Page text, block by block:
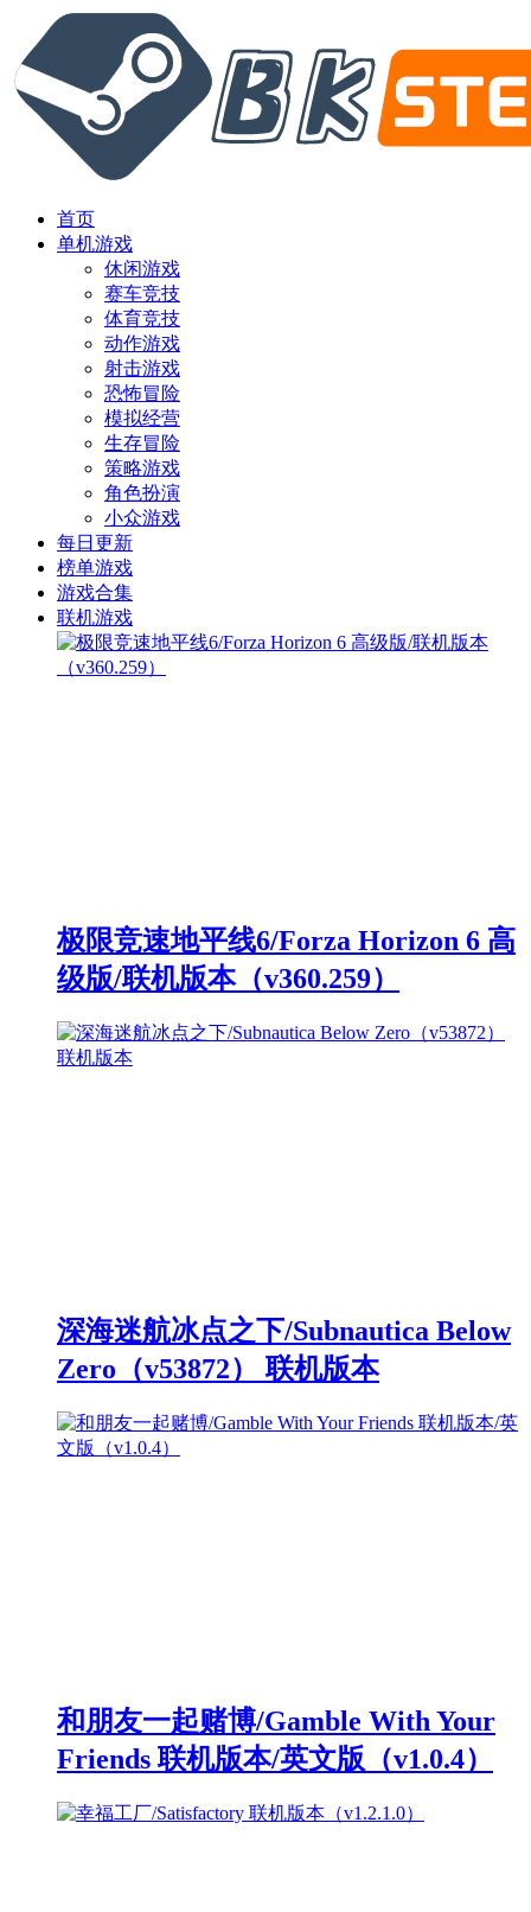
首页
单机游戏
休闲游戏
赛车竞技
体育竞技
动作游戏
射击游戏
恐怖冒险
模拟经营
生存冒险
策略游戏
角色扮演
小众游戏
每日更新
榜单游戏
游戏合集
联机游戏
极限竞速地平线6/Forza Horizon 6 高
级版/联机版本（v360.259）
深海迷航冰点之下/Subnautica Below
Zero（v53872） 联机版本
和朋友一起赌博/Gamble With Your
Friends 联机版本/英文版（v1.0.4）